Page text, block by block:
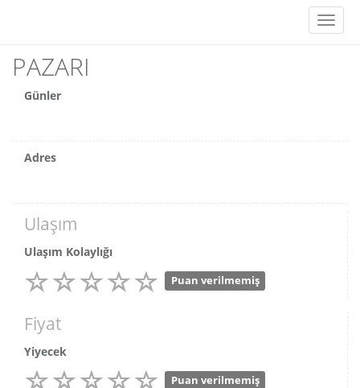
Toggle
PAZARI
Günler
Adres
Ulaşım
Ulaşım Kolaylığı
Puan verilmemiş
Fiyat
Yiyecek
Puan verilmemiş